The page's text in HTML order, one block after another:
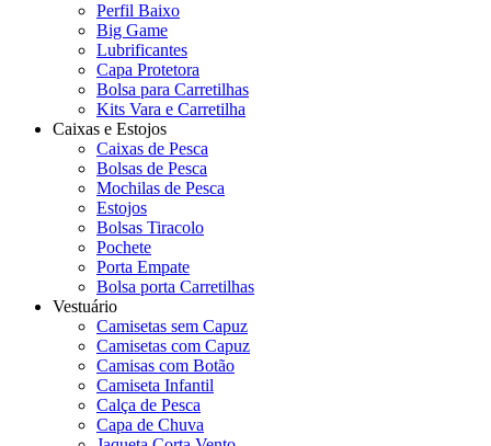
Perfil Baixo
Big Game
Lubrificantes
Capa Protetora
Bolsa para Carretilhas
Kits Vara e Carretilha
Caixas e Estojos
Caixas de Pesca
Bolsas de Pesca
Mochilas de Pesca
Estojos
Bolsas Tiracolo
Pochete
Porta Empate
Bolsa porta Carretilhas
Vestuário
Camisetas sem Capuz
Camisetas com Capuz
Camisas com Botão
Camiseta Infantil
Calça de Pesca
Capa de Chuva